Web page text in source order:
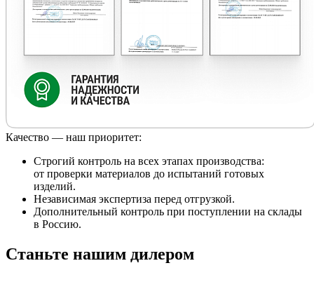
Качество — наш приоритет:
Строгий контроль на всех этапах производства:
от проверки материалов до испытаний готовых
изделий.
Независимая экспертиза перед отгрузкой.
Дополнительный контроль при поступлении на склады
в Россию.
Станьте нашим дилером